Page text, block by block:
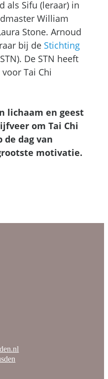
als Sifu (leraar) in
William
Stone. Arnoud
bij de Stichting
De STN heeft
voor Tai Chi
lichaam en geest
om Tai Chi
de dag van
motivatie.